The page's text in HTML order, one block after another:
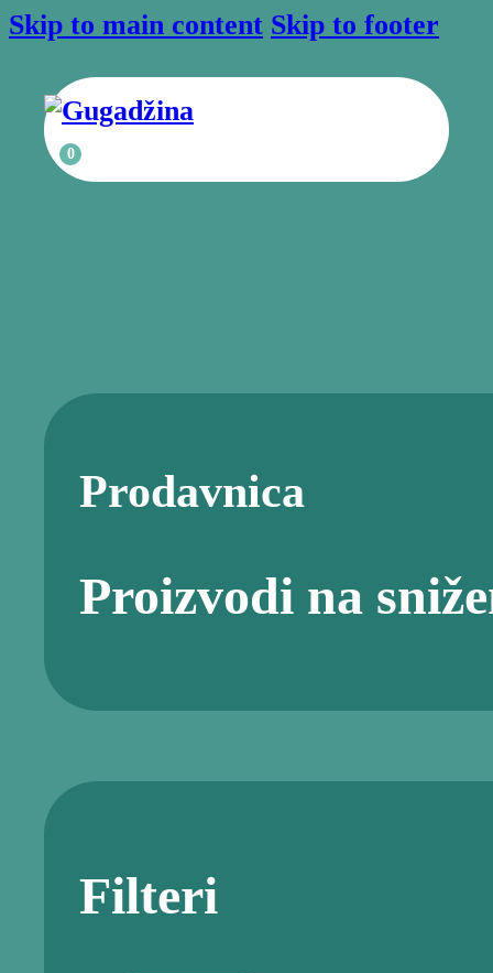
Skip to main content Skip to footer
0
Prodavnica
Proizvodi na
Filteri